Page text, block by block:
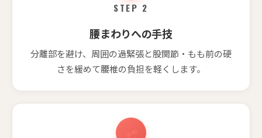
STEP 2
腰まわりへの手技
分離部を避け、周囲の過緊張と股関節・もも前の硬
さを緩めて腰椎の負担を軽くします。